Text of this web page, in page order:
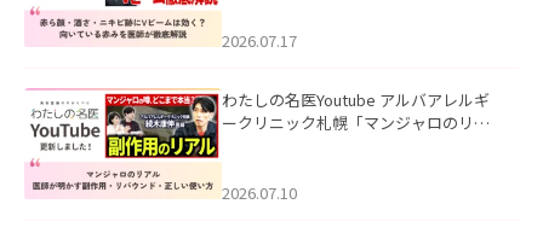
した。
2026.07.17
わたしの名医Youtube アルバアレルギ
ークリニック札幌「マンジャロのリア
た。
2026.07.10